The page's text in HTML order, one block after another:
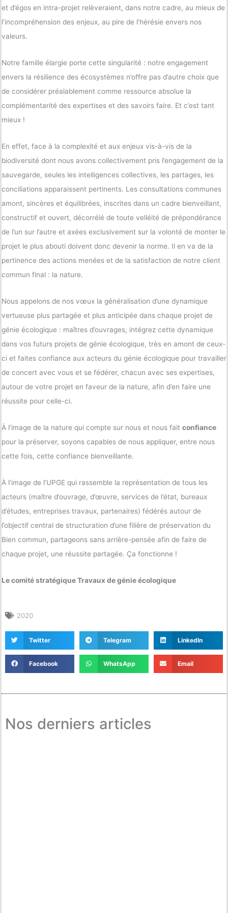
et d’égos en intra-projet relèveraient, dans notre cadre, au mieux de
l’incompréhension des enjeux, au pire de l’hérésie envers nos
valeurs.
Notre famille élargie porte cette singularité : notre engagement
envers la résilience des écosystèmes n’offre pas d’autre choix que
de considérer préalablement comme ressource absolue la
complémentarité des expertises et des savoirs faire. Et c’est tant
mieux !
En effet, face à la complexité et aux enjeux vis-à-vis de la
biodiversité dont nous avons collectivement pris l’engagement de la
sauvegarde, seules les intelligences collectives, les partages, les
conciliations apparaissent pertinents. Les consultations communes
amont, sincères et équilibrées, inscrites dans un cadre bienveillant,
constructif et ouvert, décorrélé de toute velléité de prépondérance
de l’un sur l’autre et axées exclusivement sur la volonté de monter le
projet le plus abouti doivent donc devenir la norme. Il en va de la
pertinence des actions menées et de la satisfaction de notre client
commun final : la nature.
Nous appelons de nos vœux la généralisation d’une dynamique
vertueuse plus partagée et plus anticipée dans chaque projet de
génie écologique : maîtres d’ouvrages, intégrez cette dynamique
dans vos futurs projets de génie écologique, très en amont de ceux-
ci et faites confiance aux acteurs du génie écologique pour travailler
de concert avec vous et se fédérer, chacun avec ses expertises,
autour de votre projet en faveur de la nature, afin d’en faire une
réussite pour celle-ci.
À l’image de la nature qui compte sur nous et nous fait confiance
pour la préserver, soyons capables de nous appliquer, entre nous
cette fois, cette confiance bienveillante.
À l’image de l’UPGE qui rassemble la représentation de tous les
acteurs (maître d’ouvrage, d’œuvre, services de l’état, bureaux
d’études, entreprises travaux, partenaires) fédérés autour de
l’objectif central de structuration d’une filière de préservation du
Bien commun, partageons sans arrière-pensée afin de faire de
chaque projet, une réussite partagée. Ça fonctionne !
Le comité stratégique Travaux de génie écologique
2020
Twitter Telegram LinkedIn
Facebook WhatsApp Email
Nos derniers articles